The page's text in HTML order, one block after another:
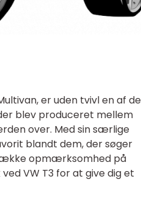
er uden tvivl en af de
blev produceret mellem
over. Med sin særlige
blandt dem, der søger
opmærksomhed på
VW T3 for at give dig et